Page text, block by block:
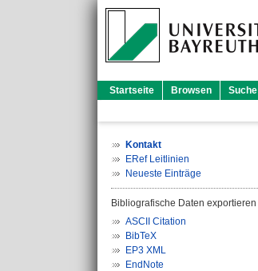
Startseite Browsen Suche
Kontakt
ERef Leitlinien
Neueste Einträge
Bibliografische Daten exportieren
ASCII Citation
BibTeX
EP3 XML
EndNote